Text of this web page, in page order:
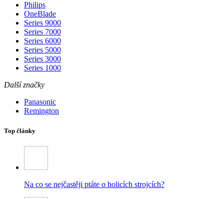
Philips
OneBlade
Series 9000
Series 7000
Series 6000
Series 5000
Series 3000
Series 1000
Další značky
Panasonic
Remington
Top články
Na co se nejčastěji ptáte o holicích strojcích?